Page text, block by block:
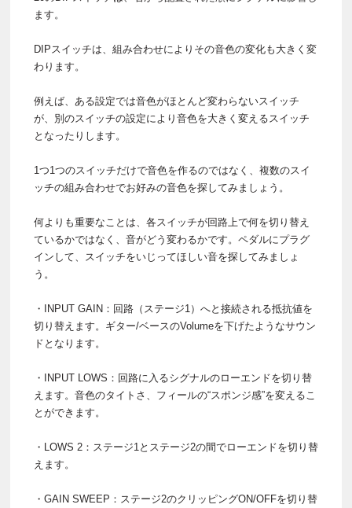
ます。
DIPスイッチは、組み合わせによりその音色の変化も大きく変
わります。
例えば、ある設定では音色がほとんど変わらないスイッチ
が、別のスイッチの設定により音色を大きく変えるスイッチ
となったりします。
1つ1つのスイッチだけで音色を作るのではなく、複数のスイ
ッチの組み合わせでお好みの音色を探してみましょう。
何よりも重要なことは、各スイッチが回路上で何を切り替え
ているかではなく、音がどう変わるかです。ペダルにプラグ
インして、スイッチをいじってほしい音を探してみましょ
う。
・INPUT GAIN：回路（ステージ1）へと接続される抵抗値を
切り替えます。ギター/ベースのVolumeを下げたようなサウン
ドとなります。
・INPUT LOWS：回路に入るシグナルのローエンドを切り替
えます。音色のタイトさ、フィールの“スポンジ感”を変えるこ
とができます。
・LOWS 2：ステージ1とステージ2の間でローエンドを切り替
えます。
・GAIN SWEEP：ステージ2のクリッピングON/OFFを切り替